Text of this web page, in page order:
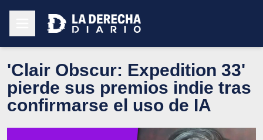
'Clair Obscur: Expedition 33'
pierde sus premios indie tras
confirmarse el uso de IA